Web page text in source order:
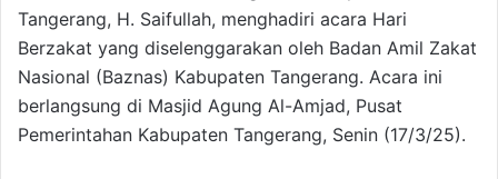
Tangerang, H. Saifullah, menghadiri acara Hari
Berzakat yang diselenggarakan oleh Badan Amil Zakat
Nasional (Baznas) Kabupaten Tangerang. Acara ini
berlangsung di Masjid Agung Al-Amjad, Pusat
Pemerintahan Kabupaten Tangerang, Senin (17/3/25).